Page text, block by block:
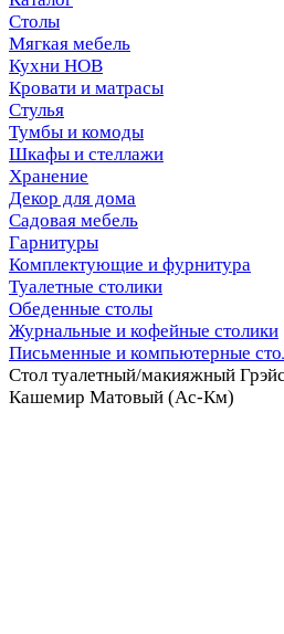
Столы
Мягкая мебель
Кухни НОВ
Кровати и матрасы
Стулья
Тумбы и комоды
Шкафы и стеллажи
Хранение
Декор для дома
Садовая мебель
Гарнитуры
Комплектующие и фурнитура
Туалетные столики
Обеденные столы
Журнальные и кофейные столики
Письменные и компьютерные
Стол туалетный/макияжный
Кашемир Матовый (Ас-Км)